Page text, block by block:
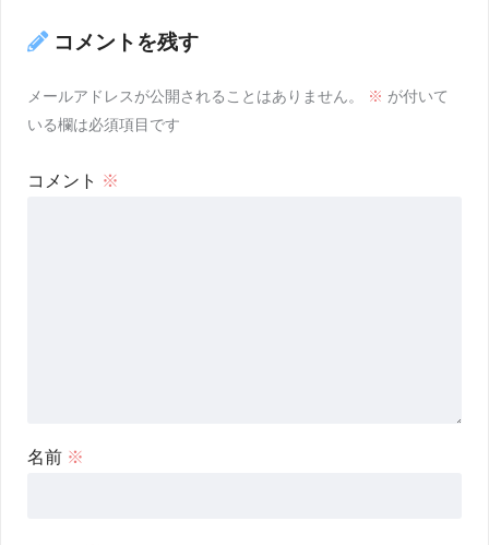
コメントを残す
メールアドレスが公開されることはありません。 ※ が付いて
いる欄は必須項目です
コメント ※
名前 ※